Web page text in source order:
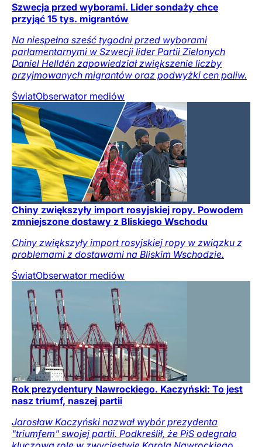
Szwecja przed wyborami. Lider sondaży chce
przyjąć 15 tys. migrantów
Na niespełna sześć tygodni przed wyborami
parlamentarnymi w Szwecji lider Partii Zielonych
Daniel Helldén zapowiedział zwiększenie liczby
przyjmowanych migrantów oraz podwyżki cen paliw.
ŚwiatObserwator mediów
Chiny zwiększyły import rosyjskiej ropy. Powodem
zmniejszone dostawy z Bliskiego Wschodu
Chiny zwiększyły import rosyjskiej ropy w związku z
problemami z dostawami na Bliskim Wschodzie.
ŚwiatObserwator mediów
Rok prezydentury Nawrockiego. Kaczyński: To jest
nasz triumf, naszej partii
Jarosław Kaczyński nazwał wybór prezydenta
"triumfem" swojej partii. Podkreślił, że PiS odegrało